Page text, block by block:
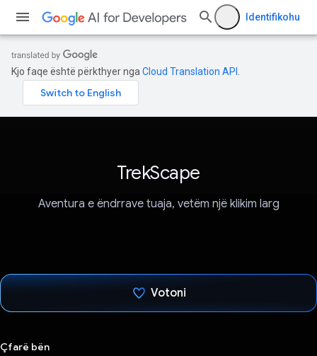
Identifikohu
Kjo faqe është përkthyer nga Cloud Translation API
TrekScape
Aventura e ëndrrave tuaja, vetëm një klikim larg
Votoni
Çfarë bën